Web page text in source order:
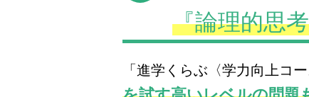
『論理的思
「進学くらぶ〈学力向上コ